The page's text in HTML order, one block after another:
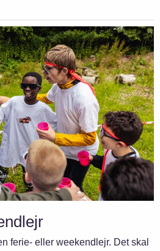
ferie- eller weekendlejr. Det skal